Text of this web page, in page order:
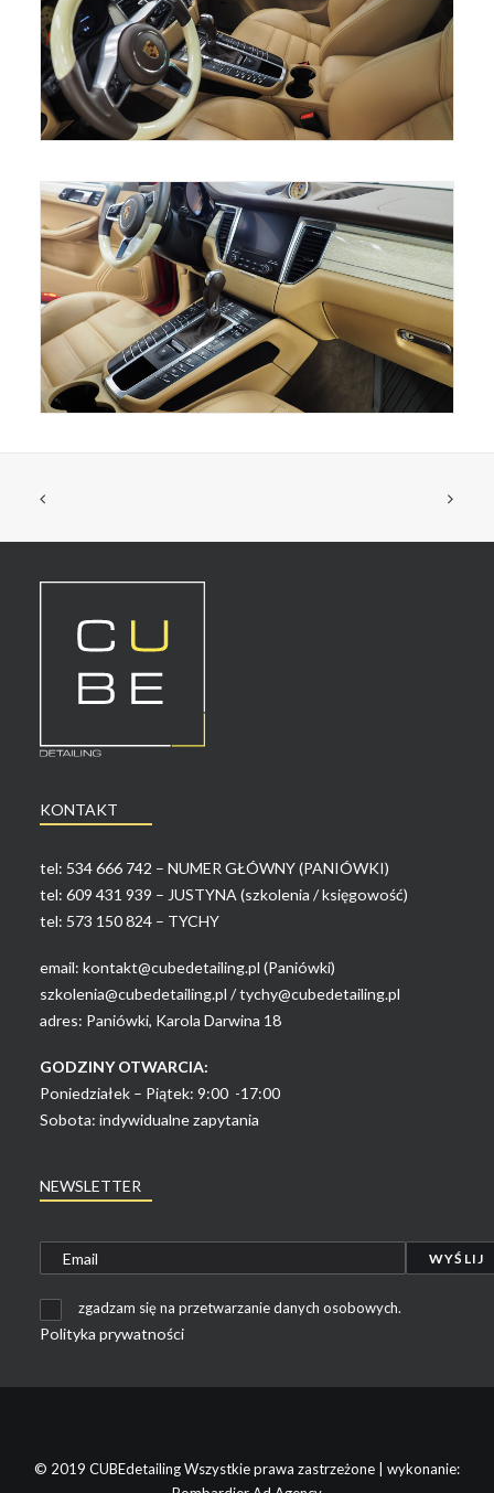
KONTAKT
tel: 534 666 742 – NUMER GŁÓWNY (PANIÓWKI)
tel: 609 431 939 – JUSTYNA (szkolenia / księgowość)
tel: 573 150 824 – TYCHY
email: kontakt@cubedetailing.pl (Paniówki)
szkolenia@cubedetailing.pl /tychy@cubedetailing.pl
adres: Paniówki, Karola Darwina 18
GODZINY OTWARCIA:
Poniedziałek – Piątek: 9:00 -17:00
Sobota: indywidualne zapytania
NEWSLETTER
zgadzam się na przetwarzanie danych osobowych.
Polityka prywatności
© 2019 CUBEdetailing Wszystkie prawa zastrzeżone | wykonanie: